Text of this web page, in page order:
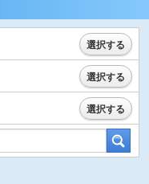
選択する
選択する
選択する